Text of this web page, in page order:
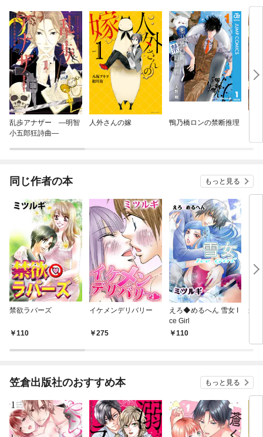
乱歩アナザー —明智
小五郎狂詩曲—
人外さんの嫁 鴨乃橋ロンの禁断推理
同じ作者の本 もっと見る
禁欲ラバーズ
110
イケメンデリバリー
275
えろ◆めるへん 雪女 I
ce Girl
110
最
笠倉出版社のおすすめ本 もっと見る